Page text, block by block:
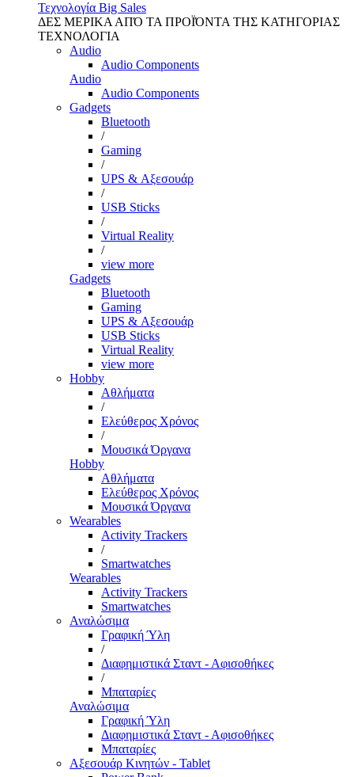
Τεχνολογία Big Sales
ΔΕΣ ΜΕΡΙΚΑ ΑΠΌ ΤΑ ΠΡΟΪΌΝΤΑ ΤΗΣ ΚΑΤΗΓΟΡΙΑΣ
ΤΕΧΝΟΛΟΓΙΑ
Audio
Audio Components
Audio
Audio Components
Gadgets
Bluetooth
/
Gaming
/
UPS & Αξεσουάρ
/
USB Sticks
/
Virtual Reality
/
view more
Gadgets
Bluetooth
Gaming
UPS & Αξεσουάρ
USB Sticks
Virtual Reality
view more
Hobby
Αθλήματα
/
Ελεύθερος Χρόνος
/
Μουσικά Όργανα
Hobby
Αθλήματα
Ελεύθερος Χρόνος
Μουσικά Όργανα
Wearables
Activity Trackers
/
Smartwatches
Wearables
Activity Trackers
Smartwatches
Αναλώσιμα
Γραφική Ύλη
/
Διαφημιστικά Σταντ - Αφισοθήκες
/
Μπαταρίες
Αναλώσιμα
Γραφική Ύλη
Διαφημιστικά Σταντ - Αφισοθήκες
Μπαταρίες
Αξεσουάρ Κινητών - Tablet